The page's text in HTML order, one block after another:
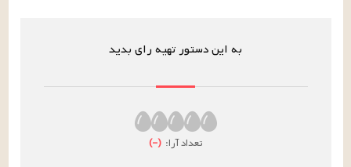
به این دستور تهیه رای بدید
تعداد آرا: (
–
)